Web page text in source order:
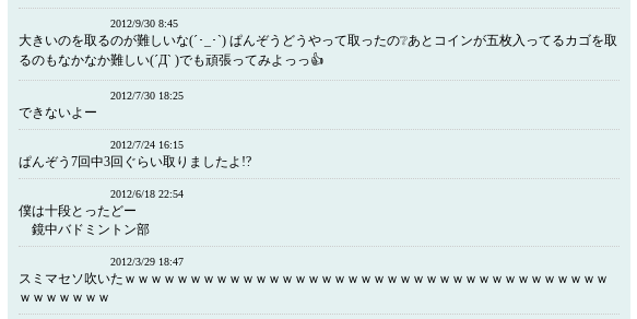
2012/9/30 8:45
大きいのを取るのが難しいな(´･_･`) ぱんぞうどうやって取ったの❔あとコインが五枚入ってるカゴを取
るのもなかなか難しい(´Д` )でも頑張ってみよっっ👍
2012/7/30 18:25
できないよー
2012/7/24 16:15
ぱんぞう7回中3回ぐらい取りましたよ!?
2012/6/18 22:54
僕は十段とったどー
鏡中バドミントン部
2012/3/29 18:47
スミマセソ吹いたｗｗｗｗｗｗｗｗｗｗｗｗｗｗｗｗｗｗｗｗｗｗｗｗｗｗｗｗｗｗｗｗｗｗｗｗｗ
ｗｗｗｗｗｗｗ